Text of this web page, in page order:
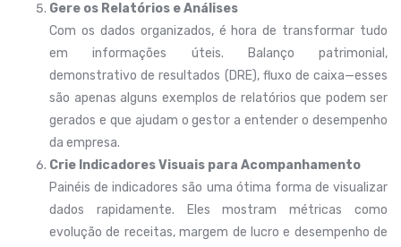
Gere os Relatórios e Análises
Com os dados organizados, é hora de transformar tudo
em informações úteis. Balanço patrimonial,
demonstrativo de resultados (DRE), fluxo de caixa—esses
são apenas alguns exemplos de relatórios que podem ser
gerados e que ajudam o gestor a entender o desempenho
da empresa.
Crie Indicadores Visuais para Acompanhamento
Painéis de indicadores são uma ótima forma de visualizar
dados rapidamente. Eles mostram métricas como
evolução de receitas, margem de lucro e desempenho de